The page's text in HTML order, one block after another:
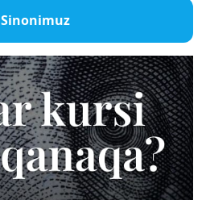
Sinonimuz